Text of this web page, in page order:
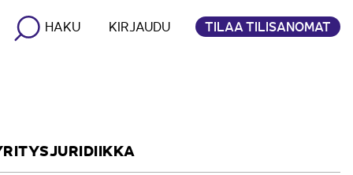
HAKU KIRJAUDU TILAA TILISANOMAT